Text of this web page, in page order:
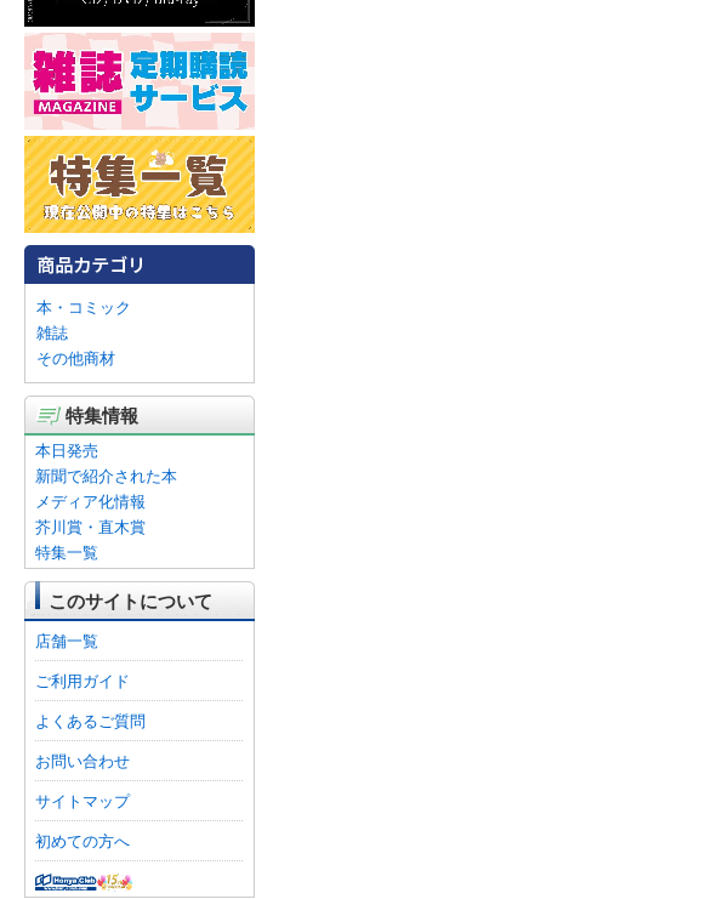
本・コミック
雑誌
その他商材
特集情報
本日発売
新聞で紹介された本
メディア化情報
芥川賞・直木賞
特集一覧
このサイトについて
店舗一覧
ご利用ガイド
よくあるご質問
お問い合わせ
サイトマップ
初めての方へ